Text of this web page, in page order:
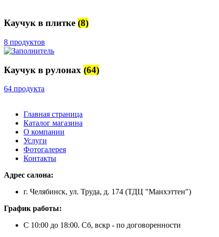
Каучук в плитке (8)
8 продуктов
Каучук в рулонах (64)
64 продукта
Главная страница
Каталог магазина
О компании
Услуги
Фотогалерея
Контакты
Адрес салона:
г. Челябинск, ул. Труда, д. 174 (ТДЦ "Манхэттен")
График работы:
С 10:00 до 18:00. Сб, вскр - по договоренности